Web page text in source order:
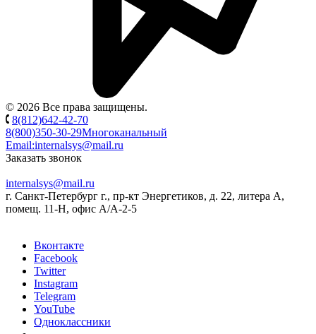
© 2026 Все права защищены.
8(812)642-42-70
8(800)350-30-29Многоканальный
Email:internalsys@mail.ru
Заказать звонок
internalsys@mail.ru
г. Санкт-Петербург г., пр-кт Энергетиков, д. 22, литера А,
помещ. 11-Н, офис А/А-2-5
Вконтакте
Facebook
Twitter
Instagram
Telegram
YouTube
Одноклассники